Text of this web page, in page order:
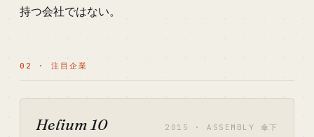
持つ会社ではない。
02 · 注目企業
Helium 10 2015 · ASSEMBLY 傘下